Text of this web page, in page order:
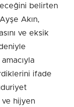
belirten
Akın,
ve eksik
ifade
ve hijyen